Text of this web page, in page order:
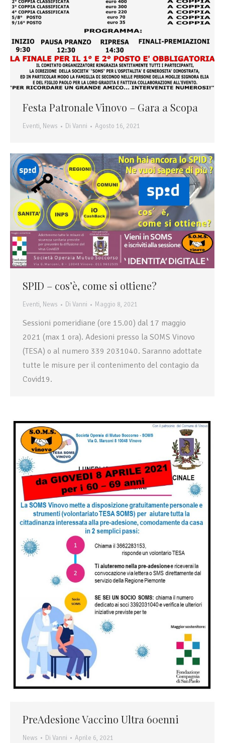
Festa Patronale Vinovo – Gara a Scopa
Eventi, News Di Vanni Agosto 16, 2021
SPID – cos’è, come si ottiene?
Eventi, News Di Vanni Maggio 8, 2021
Sessioni pomeridiane (ore 15.00) dal 17 maggio
2021 (max 1 ora). Adesioni presso la SOMS Vinovo
(TESA) o al numero 339 2031040. Saranno adottate
tutte le misure per il contenimento del contagio da
Covid19.
PreAdesione Vaccino Ultra 60enni
News Di Vanni Aprile 6, 2021